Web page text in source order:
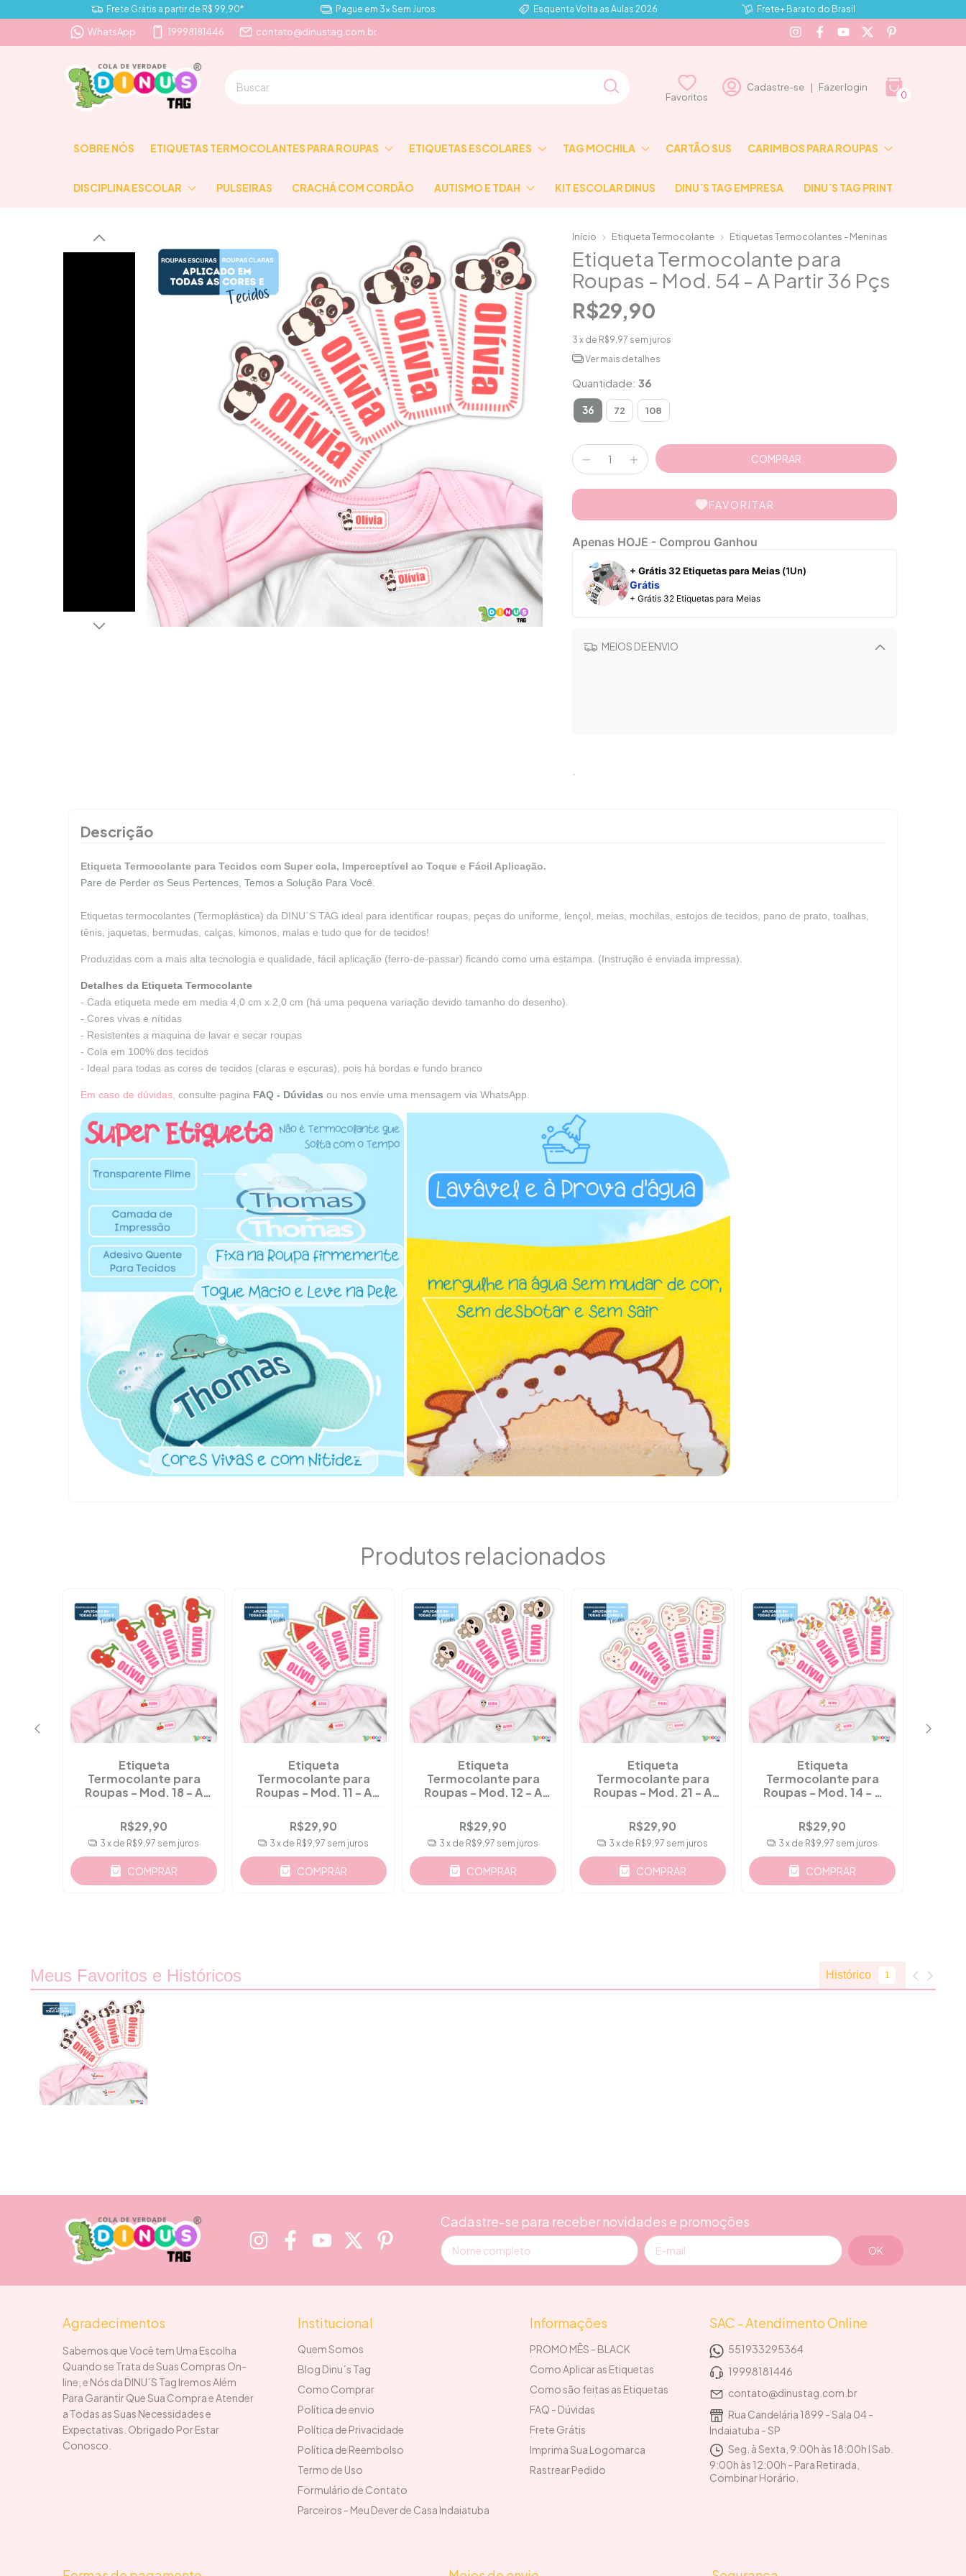
Frete Grátis a partir de R$ 99,90* Pague em 3x Sem Juros Esquenta Volta as Aulas 2026 Frete+ Barato do Brasil
WhatsApp 19998181446 contato@dinustag.com.br
⠀⠀Favoritos⠀⠀
Cadastre-se | Fazer login
0
SOBRE NÓS ETIQUETAS TERMOCOLANTES PARA ROUPAS ETIQUETAS ESCOLARES TAG MOCHILA CARTÃO SUS CARIMBOS PARA ROUPAS
DISCIPLINA ESCOLAR PULSEIRAS CRACHÁ COM CORDÃO AUTISMO E TDAH KIT ESCOLAR DINUS DINU´S TAG EMPRESA DINU´S TAG PRINT
Início Etiqueta Termocolante Etiquetas Termocolantes - Meninas
Etiqueta Termocolante para
Roupas - Mod. 54 - A Partir 36 Pçs
R$29,90
3 x de R$9,97 sem juros
Ver mais detalhes
Quantidade: 36
36 72 108
FAVORITAR
Apenas HOJE - Comprou Ganhou
+ Grátis 32 Etiquetas para Meias (1Un)
Grátis
+ Grátis 32 Etiquetas para Meias
MEIOS DE ENVIO
Descrição
Etiqueta Termocolante para Tecidos com Super cola, Imperceptível ao Toque e Fácil Aplicação.
Pare de Perder os Seus Pertences, Temos a Solução Para Você.
Etiquetas termocolantes (Termoplástica) da DINU´S TAG ideal para identificar roupas, peças do uniforme, lençol, meias, mochilas, estojos de tecidos, pano de prato, toalhas,
tênis, jaquetas, bermudas, calças, kimonos, malas e tudo que for de tecidos!
Produzidas com a mais alta tecnologia e qualidade, fácil aplicação (ferro-de-passar) ficando como uma estampa. (Instrução é enviada impressa).
Detalhes da Etiqueta Termocolante
- Cada etiqueta mede em media 4,0 cm x 2,0 cm (há uma pequena variação devido tamanho do desenho).
- Cores vivas e nítidas
- Resistentes a maquina de lavar e secar roupas
- Cola em 100% dos tecidos
- Ideal para todas as cores de tecidos (claras e escuras), pois há bordas e fundo branco
Em caso de dúvidas, consulte pagina FAQ - Dúvidas ou nos envie uma mensagem via WhatsApp.
Produtos relacionados
Etiqueta
Termocolante para
Roupas - Mod. 18 - A
R$29,90
3 x de R$9,97 sem juros
COMPRAR
Etiqueta
Termocolante para
Roupas - Mod. 11 - A
R$29,90
3 x de R$9,97 sem juros
COMPRAR
Etiqueta
Termocolante para
Roupas - Mod. 12 - A
R$29,90
3 x de R$9,97 sem juros
COMPRAR
Etiqueta
Termocolante para
Roupas - Mod. 21 - A
R$29,90
3 x de R$9,97 sem juros
COMPRAR
Etiqueta
Termocolante para
Roupas - Mod. 14 - A
R$29,90
3 x de R$9,97 sem juros
COMPRAR
Cadastre-se para receber novidades e promoções
Agradecimentos
Sabemos que Você tem Uma Escolha
Quando se Trata de Suas Compras On-
line, e Nós da DINU´S Tag Iremos Além
Para Garantir Que Sua Compra e Atender
a Todas as Suas Necessidades e
Expectativas. Obrigado Por Estar
Conosco.
Institucional
Quem Somos
Blog Dinu´s Tag
Como Comprar
Política de envio
Política de Privacidade
Política de Reembolso
Termo de Uso
Formulário de Contato
Parceiros - Meu Dever de Casa Indaiatuba
Informações
PROMO MÊS - BLACK
Como Aplicar as Etiquetas
Como são feitas as Etiquetas
FAQ - Dúvidas
Frete Grátis
Imprima Sua Logomarca
Rastrear Pedido
SAC - Atendimento Online
551933295364
19998181446
contato@dinustag.com.br
Rua Candelária 1899 - Sala 04 -
Indaiatuba - SP
Seg. à Sexta, 9:00h às 18:00h I Sab.
9:00h às 12:00h - Para Retirada,
Combinar Horário.